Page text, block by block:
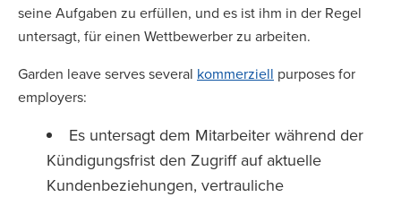
seine Aufgaben zu erfüllen, und es ist ihm in der Regel
untersagt, für einen Wettbewerber zu arbeiten.
Garden leave serves several kommerziell purposes for
employers:
Es untersagt dem Mitarbeiter während der
Kündigungsfrist den Zugriff auf aktuelle
Kundenbeziehungen, vertrauliche